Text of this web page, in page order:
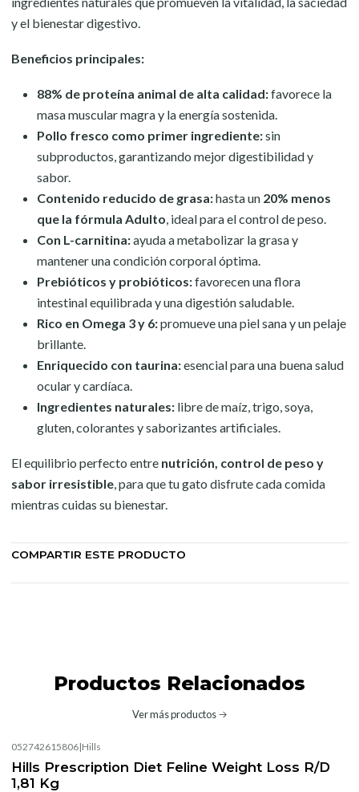
y el bienestar digestivo.
Beneficios principales:
88% de proteína animal de alta calidad:favorece la
masa muscular magra y la energía sostenida.
Pollo fresco como primer ingrediente:sin
subproductos, garantizando mejor digestibilidad y
sabor.
Contenido reducido de grasa:hasta un 20% menos
que la fórmula Adulto, ideal para el control de peso.
Con L-carnitina:ayuda a metabolizar la grasa y
mantener una condición corporal óptima.
Prebióticos y probióticos:favorecen una flora
intestinal equilibrada y una digestión saludable.
Rico en Omega 3 y 6:promueve una piel sana y un pelaje
brillante.
Enriquecido con taurina:esencial para una buena salud
ocular y cardíaca.
Ingredientes naturales:libre de maíz, trigo, soya,
gluten, colorantes y saborizantes artificiales.
El equilibrio perfecto entre nutrición, control de peso y
sabor irresistible, para que tu gato disfrute cada comida
mientras cuidas su bienestar.
COMPARTIR ESTE PRODUCTO
Productos Relacionados
Ver más productos
052742615806|Hills
Hills Prescription Diet Feline Weight Loss R/D
1,81 Kg